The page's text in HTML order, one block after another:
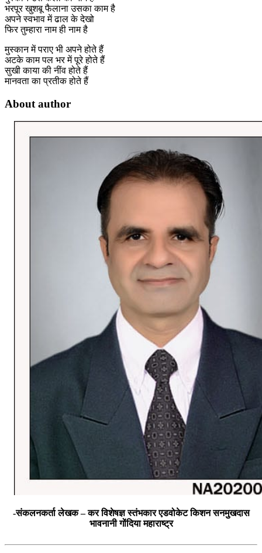
भरपूर खुशबू फैलाना उसका काम है
अपने स्वभाव में ढाल के देखो
फिर तुम्हारा नाम ही नाम है
मुस्कान में पराए भी अपने होते हैं
अटके काम पल भर में पूरे होते हैं
सुखी काया की नींव होते हैं
मानवता का प्रतीक होते हैं
About author
-संकलनकर्ता लेखक – कर विशेषज्ञ स्तंभकार एडवोकेट किशन सनमुखदास
भावनानी गोंदिया महाराष्ट्र